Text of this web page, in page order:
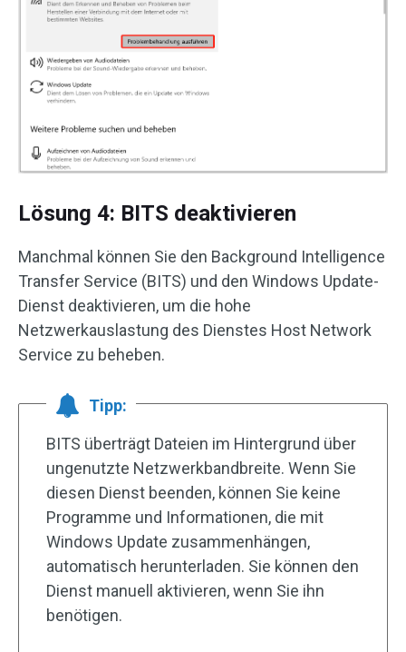
Lösung 4: BITS deaktivieren
Manchmal können Sie den Background Intelligence
Transfer Service (BITS) und den Windows Update-
Dienst deaktivieren, um die hohe
Netzwerkauslastung des Dienstes Host Network
Service zu beheben.
Tipp:
BITS überträgt Dateien im Hintergrund über
ungenutzte Netzwerkbandbreite. Wenn Sie
diesen Dienst beenden, können Sie keine
Programme und Informationen, die mit
Windows Update zusammenhängen,
automatisch herunterladen. Sie können den
Dienst manuell aktivieren, wenn Sie ihn
benötigen.